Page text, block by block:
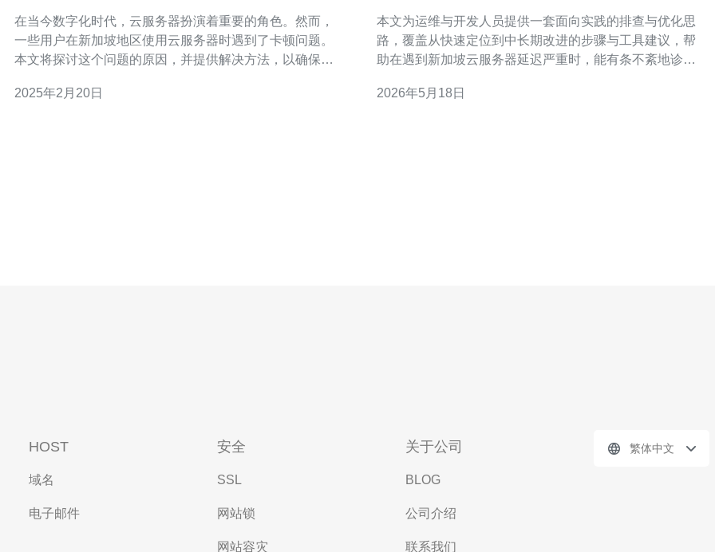
在当今数字化时代，云服务器扮演着重要的角色。然而，
一些用户在新加坡地区使用云服务器时遇到了卡顿问题。
本文将探讨这个问题的原因，并提供解决方法，以确保服
引起。以下是一些常见原因： 1. 网络拥堵 网络拥堵是导致
2025年2月20日
本文为运维与开发人员提供一套面向实践的排查与优化思
路，覆盖从快速定位到中长期改进的步骤与工具建议，帮
助在遇到新加坡云服务器延迟严重时，能有条不紊地诊断
应当优先查看？ 遇到延迟严重的情况，须首先查看关键指
2026年5月18日
HOST
域名
电子邮件
安全
SSL
网站锁
网站容灾
关于公司
BLOG
公司介绍
联系我们
繁体中文